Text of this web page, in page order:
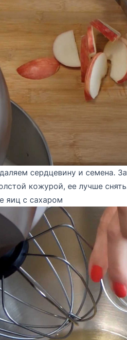
сердцевину и семена.
кожурой, ее лучше
яиц с сахаром